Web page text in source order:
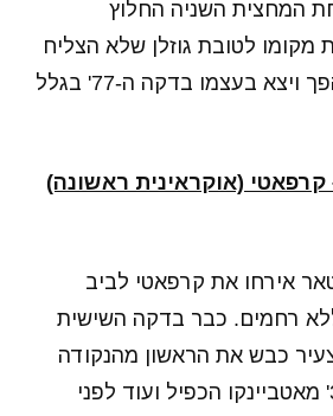
המחצית השניה החלוץ
מקומו לטובת גוזלן שלא הצליח
להבקיע ולקבוע מהפך ויצא בעצמו בדקה ה-77' בגלל
(אוקראינית ראשונה)
אירחו את קרפאטי לביב
רחמים. כבר בדקה השישית
כבש את הראשון מהנקודה
הלבנה, בדקה ה-35' מאטביינקו הכפיל ועוד לפני